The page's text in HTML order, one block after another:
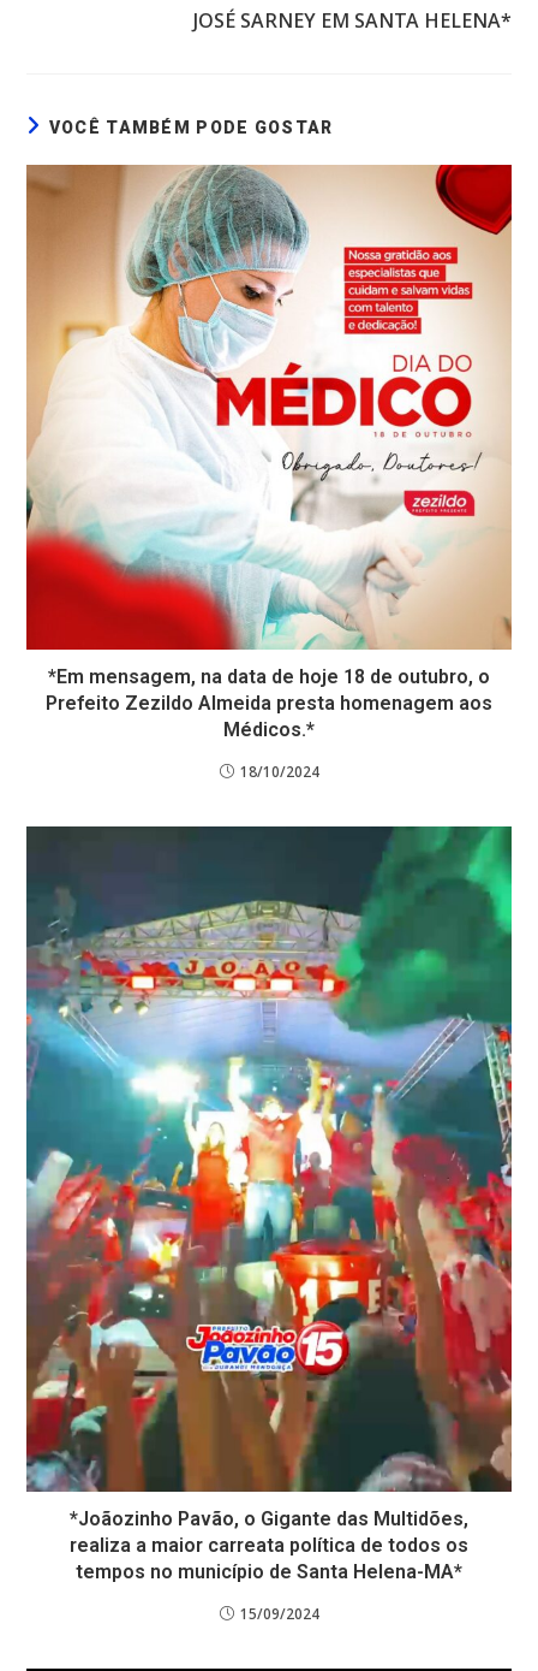
JOSÉ SARNEY EM SANTA HELENA*
VOCÊ TAMBÉM PODE GOSTAR
*Em mensagem, na data de hoje 18 de outubro, o
Prefeito Zezildo Almeida presta homenagem aos
Médicos.*
18/10/2024
*Joãozinho Pavão, o Gigante das Multidões,
realiza a maior carreata política de todos os
tempos no município de Santa Helena-MA*
15/09/2024